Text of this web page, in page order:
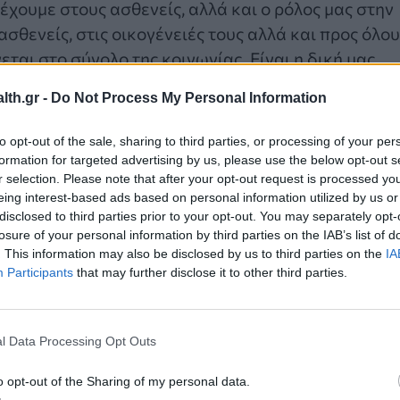
- Do Not Process My Personal Information
opt-out of the sale, sharing to third parties, or processing of your
for targeted advertising by us, please use the below opt-out
selection. Please note that after your opt-out request is processed
interest-based ads based on personal information utilized by us
to third parties prior to your opt-out. You may separately
of your personal information by third parties on the IAB’s list of
This information may also be disclosed by us to third parties on the
Participants that may further disclose it to other third parties.
Data Processing Opt Outs
opt-out of the Sharing of my personal data.
στους ασθενείς, αλλά και ο ρόλος μας στην
στις οικογένειές τους αλλά και προς
στο σύνολο της κοινωνίας. Είναι η δική μας
τόσο σημαντική εκστρατεία κοινωνικής σημασίας
είναι σημαντικό να υπάρχει ενημέρωση προς το
με έγκαιρη διάγνωση και υποστήριξη για
υπηρετούμε την επιστήμη και την καινοτομία,
Υγείας και της κοινωνίας στο σύνολό
των πολιτών στην χώρα μας. Στηρίζουμε την
ανάσα ζωής στην Ελλάδα», ανέφερε ο Γρηγόρης
και Ισραήλ, Johnson & Johnson Καταναλωτικά